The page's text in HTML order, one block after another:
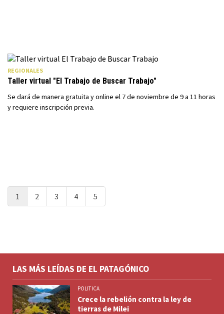
REGIONALES
Taller virtual "El Trabajo de Buscar Trabajo"
Se dará de manera gratuita y online el 7 de noviembre de 9 a 11 horas
y requiere inscripción previa.
1 2 3 4 5
LAS MÁS LEÍDAS DE EL PATAGÓNICO
POLITICA
Crece la rebelión contra la ley de
tierras de Milei